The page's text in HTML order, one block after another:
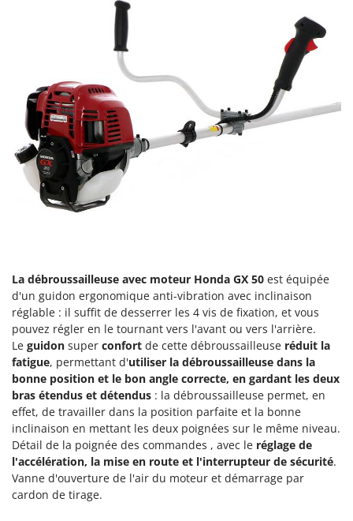
More than chef
MOSA
MOVA
Mowox
MTD
Novatec
Novital
NuAir
NuovaFac
O
Officine Savioli
Oliviero
Olix
OMA
Omas
La débroussailleuse avec moteur Honda GX 50 est équipée
d'un guidon ergonomique anti-vibration avec inclinaison
réglable : il suffit de desserrer les 4 vis de fixation, et vous
pouvez régler en le tournant vers l'avant ou vers l'arrière.
Le guidon super confort de cette débroussailleuse réduit la
fatigue, permettant d'utiliser la débroussailleuse dans la
bonne position et le bon angle correcte, en gardant les deux
bras étendus et détendus : la débroussailleuse permet, en
effet, de travailler dans la position parfaite et la bonne
inclinaison en mettant les deux poignées sur le même niveau.
Détail de la poignée des commandes , avec le réglage de
l'accélération, la mise en route et l'interrupteur de sécurité.
Vanne d'ouverture de l'air du moteur et démarrage par
cardon de tirage.